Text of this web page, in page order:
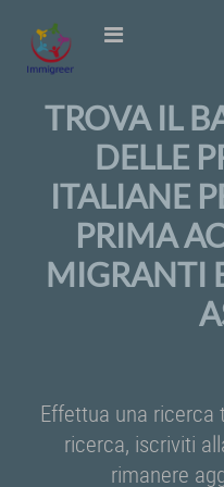
TROVA IL
DELLE
ITALIANE
PRIMA
MIGRANTI
Effettua una
ricerca, iscriviti
rimanere